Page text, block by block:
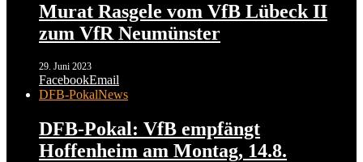
Murat Rasgele vom VfB Lübeck II
zum VfR Neumünster
29. Juni 2023
FacebookEmail
DFB-PokalNews
DFB-Pokal: VfB empfängt
Hoffenheim am Montag, 14.8.